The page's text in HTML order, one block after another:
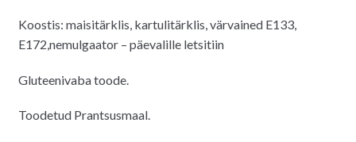
Koostis: maisitärklis, kartulitärklis, värvained E133,
E172,nemulgaator – päevalille letsitiin
Gluteenivaba toode.
Toodetud Prantsusmaal.